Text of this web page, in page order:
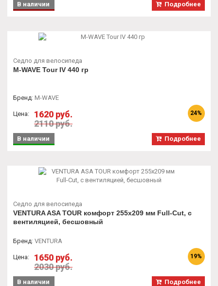
Подробнее
В наличии
Седло для велосипеда
M-WAVE Tour IV 440 гр
Бренд: M-WAVE
Цена:
1620 руб.
2110 руб.
24%
Подробнее
В наличии
Седло для велосипеда
VENTURA ASA TOUR комфорт 255х209 мм Full-Cut, с
вентиляцией, бесшовный
Бренд: VENTURA
Цена:
1650 руб.
2030 руб.
19%
Подробнее
В наличии